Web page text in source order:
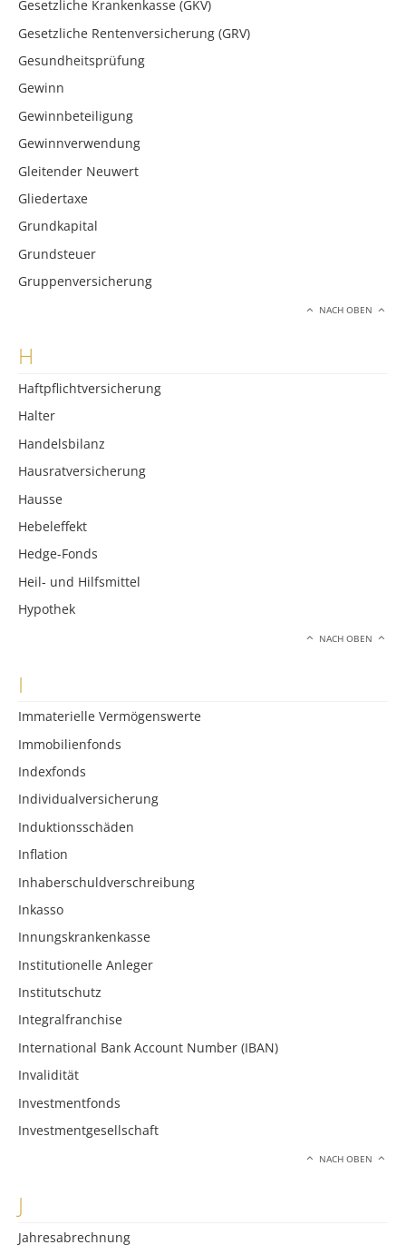
Gesetzliche Krankenkasse (GKV)
Gesetzliche Rentenversicherung (GRV)
Gesundheitsprüfung
Gewinn
Gewinnbeteiligung
Gewinnverwendung
Gleitender Neuwert
Gliedertaxe
Grundkapital
Grundsteuer
Gruppenversicherung
NACH OBEN
H
Haftpflichtversicherung
Halter
Handelsbilanz
Hausratversicherung
Hausse
Hebeleffekt
Hedge-Fonds
Heil- und Hilfsmittel
Hypothek
NACH OBEN
I
Immaterielle Vermögenswerte
Immobilienfonds
Indexfonds
Individualversicherung
Induktionsschäden
Inflation
Inhaberschuldverschreibung
Inkasso
Innungskrankenkasse
Institutionelle Anleger
Institutschutz
Integralfranchise
International Bank Account Number (IBAN)
Invalidität
Investmentfonds
Investmentgesellschaft
NACH OBEN
J
Jahresabrechnung